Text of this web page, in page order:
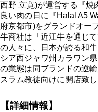
西野 立寛)が運営する『焼
良い肉の日に『Halal A5
府京都市)をグランドオー
牛商社は「近江牛を通じ
の人々に、日本が誇る和
シア西ジャワ州カラワン
の業態は同ブランドの逆
スラム教徒向けに開店致し
【詳細情報】